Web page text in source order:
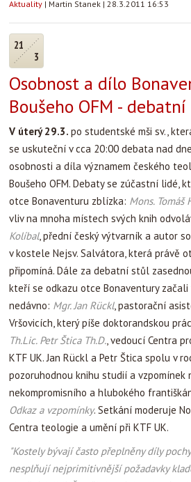
Aktuality | Martin Stanek | 28.3.2011 16:53
21
3
Osobnost a dílo
Boušeho OFM -
V úterý 29.3. po studentské mši sv.,
se uskuteční v cca 20:00 debata nad
osobnosti a díla významem českého
Boušeho OFM. Debaty se zúčastní lidé,
otce Bonaventuru zblízka: Mons. Tomáš
vliv na mnoha místech svých knih
Kolíbal, přední český výtvarník a autor
v kostele Nejsv. Salvátora, která právě
připomíná. Dále za debatní stůl
kteří se odkazu otce Bonaventury
nedávno: Mgr. Jan Rückl, pastorační
Vršovicích, který píše doktorandskou
Th.Lic. Petr Štica Th.D., vedoucí Centra
KTF UK. Jan Rückl a Petr Štica spolu v
pozoruhodnou knihu studií a vzpomínek
nekompromisního a hlubokého
Odkaz a vzpomínky. Setkání moderuje
Centra teologie a umění při KTF UK.
"Kostely bývají často přeplněny díly
nesplňují nejprimitivnější požadavky